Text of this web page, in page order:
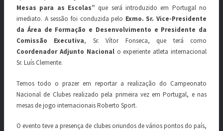
Mesas para as Escolas” que será introduzido em Portugal no
imediato. A sessão foi conduzida pelo Exmo. Sr. Vice-Presidente
da Área de Formação e Desenvolvimento e Presidente da
Comissão Executiva, Sr. Vítor Fonseca, que terá como
Coordenador Adjunto Nacionalo experiente atleta internacional
Sr. Luís Clemente.
Temos todo o prazer em reportar a realização do Campeonato
Nacional de Clubes realizado pela primeira vez em Portugal, e nas
mesas de jogo internacionais Roberto Sport.
O evento teve a presença de clubes oriundos de vários pontos do país,